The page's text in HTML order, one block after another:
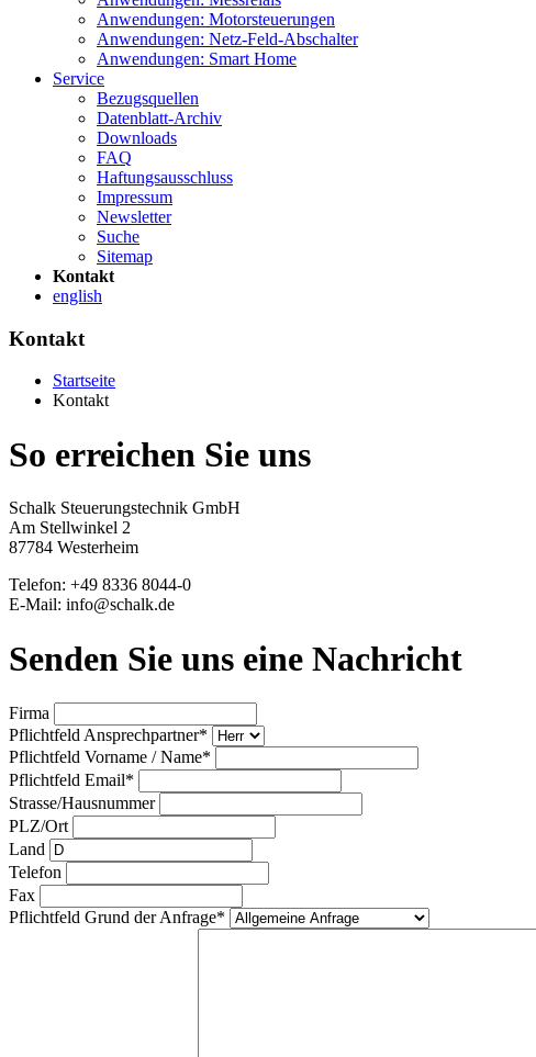
Anwendungen: Motorsteuerungen
Anwendungen: Netz-Feld-Abschalter
Anwendungen: Smart Home
Service
Bezugsquellen
Datenblatt-Archiv
Downloads
FAQ
Haftungsausschluss
Impressum
Newsletter
Suche
Sitemap
Kontakt
english
Kontakt
Startseite
Kontakt
So erreichen Sie uns
Schalk Steuerungstechnik GmbH
Am Stellwinkel 2
87784 Westerheim
Telefon: +49 8336 8044-0
E-Mail: info@schalk.de
Senden Sie uns eine Nachricht
Firma
Pflichtfeld Ansprechpartner*
Pflichtfeld Vorname / Name*
Pflichtfeld Email*
Strasse/Hausnummer
PLZ/Ort
Land
Telefon
Fax
Pflichtfeld Grund der Anfrage*